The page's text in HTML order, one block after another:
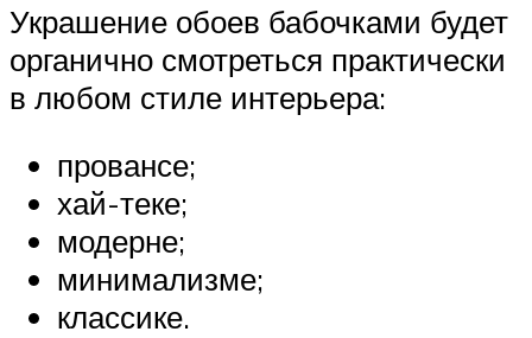
Украшение обоев бабочками будет
органично смотреться практически
в любом стиле интерьера:
провансе;
хай-теке;
модерне;
минимализме;
классике.